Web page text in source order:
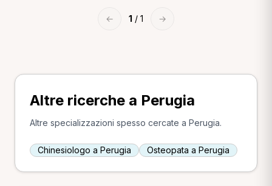
← 1 / 1 →
Altre ricerche a Perugia
Altre specializzazioni spesso cercate a Perugia.
Chinesiologo a Perugia Osteopata a Perugia